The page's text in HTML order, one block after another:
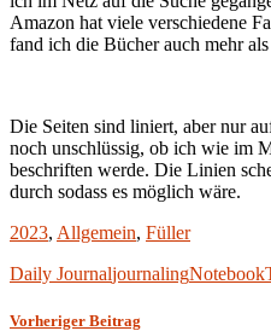
Amazon hat viele verschiedene
fand ich die Bücher auch mehr
Die Seiten sind liniert, aber nur
noch unschlüssig, ob ich wie im
beschriften werde. Die Linien
durch sodass es möglich wäre.
2023, Allgemein, Füller
Daily JournaljournalingNotebook
Vorheriger Beitrag